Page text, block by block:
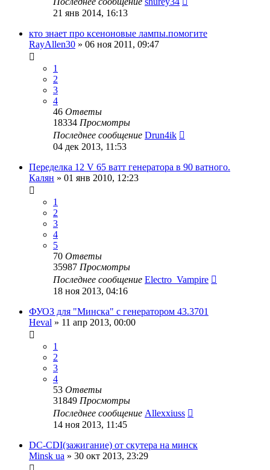
21 янв 2014, 16:13
кто знает про ксеноновые лампы.помогите
RayAllen30 » 06 ноя 2011, 09:47
1
2
3
4
46 Ответы
18334 Просмотры
Последнее сообщение Drun4ik
04 дек 2013, 11:53
Переделка 12 V 65 ватт генератора в 90 ватного.
Калян » 01 янв 2010, 12:23
1
2
3
4
5
70 Ответы
35987 Просмотры
Последнее сообщение Electro_Vampire
18 ноя 2013, 04:16
ФУОЗ для "Минска" с генератором 43.3701
Heval » 11 апр 2013, 00:00
1
2
3
4
53 Ответы
31849 Просмотры
Последнее сообщение Allexxiuss
14 ноя 2013, 11:45
DC-CDI(зажигание) от скутера на минск
Minsk ua » 30 окт 2013, 23:29